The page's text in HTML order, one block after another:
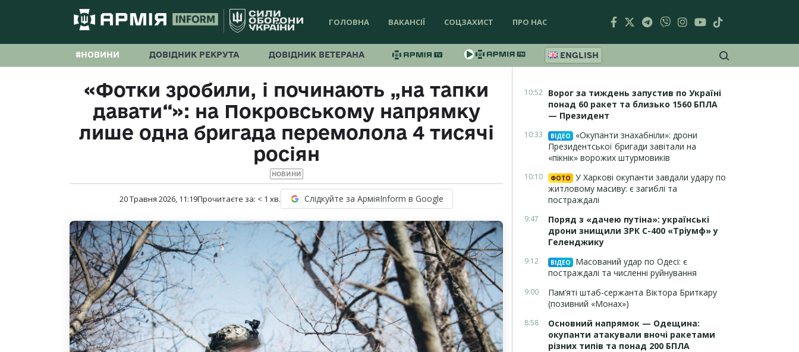
ГОЛОВНА ВАКАНСІЇ СОЦЗАХИСТ ПРО НАС
#НОВИНИ ДОВІДНИК РЕКРУТА ДОВІДНИК ВЕТЕРАНА ENGLISH
«Фотки зробили, і починають „на тапки
давати“»: на Покровському напрямку
лише одна бригада перемолола 4 тисячі
росіян
НОВИНИ
20 Травня 2026, 11:19Прочитаєте за: < 1 хв. Слідкуйте за АрміяInform в Google
10:52 Ворог за тиждень запустив по Україні
понад 60 ракет та близько 1560 БПЛА
— Президент
10:33 ВІДЕО
«Окупанти знахабніли»: дрони
Президентської бригади завітали на
«пікнік» ворожих штурмовиків
10:10 ФОТО
У Харкові окупанти завдали удару по
житловому масиву: є загиблі та
постраждалі
9:47
Поряд з «дачею путіна»: українські
дрони знищили ЗРК С-400 «Тріумф» у
Геленджику
9:12 ВІДЕО
Масований удар по Одесі: є
постраждалі та численні руйнування
9:00
Пам’яті штаб-сержанта Віктора Бриткару
(позивний «Монах»)
8:58
Основний напрямок — Одещина:
окупанти атакували вночі ракетами
різних типів та понад 200 БПЛА